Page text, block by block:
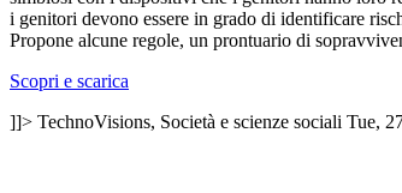
i genitori devono essere in grado di identificare
Propone alcune regole, un prontuario di
Scopri e scarica
]]> TechnoVisions, Società e scienze sociali Tue,